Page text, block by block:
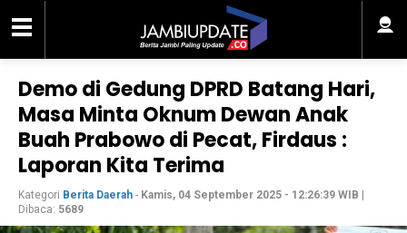
Demo di Gedung DPRD Batang Hari,
Masa Minta Oknum Dewan Anak
Buah Prabowo di Pecat, Firdaus :
Laporan Kita Terima
Kategori Berita Daerah - Kamis, 04 September 2025 - 12:26:39 WIB
Dibaca: 5689